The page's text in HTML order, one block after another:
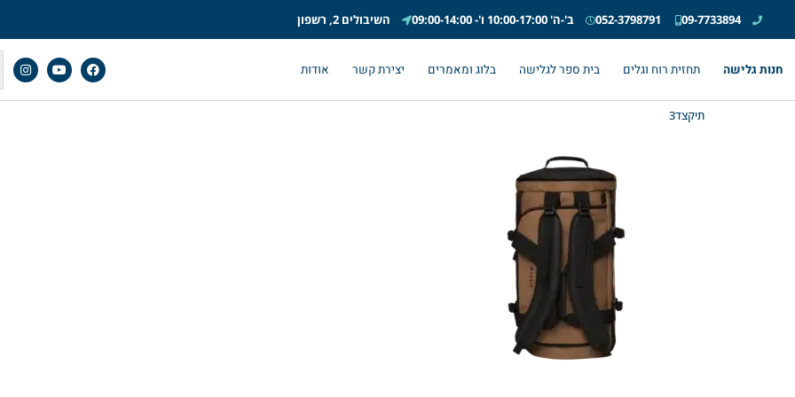
09-7733894
052-3798791 ב'-ה' 10:00-17:00 ו'- 09:00-14:00 השיבולים 2, רשפון
חנות גלישה תחזית רוח וגלים בית ספר לגלישה בלוג ומאמרים יצירת קשר אודות
תיקצד3